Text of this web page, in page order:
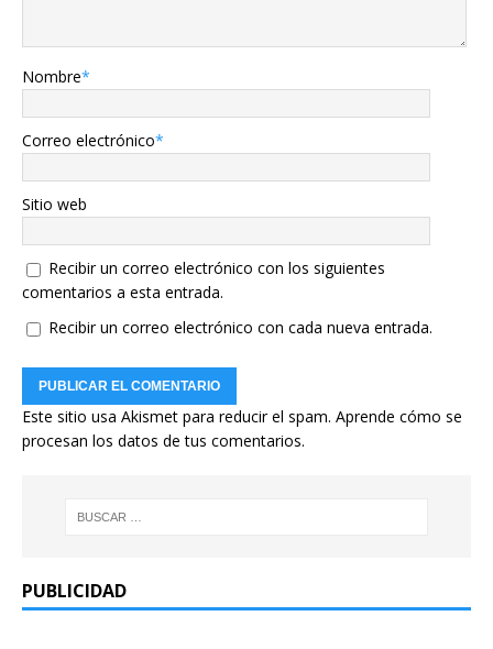
Nombre*
Correo electrónico*
Sitio web
Recibir un correo electrónico con los siguientes
comentarios a esta entrada.
Recibir un correo electrónico con cada nueva entrada.
Este sitio usa Akismet para reducir el spam. Aprende cómo se
procesan los datos de tus comentarios.
PUBLICIDAD